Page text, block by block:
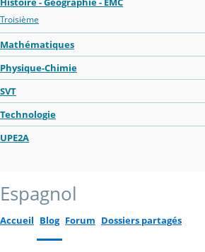
Troisième
Mathématiques
Physique-Chimie
SVT
Technologie
UPE2A
Espagnol
Accueil Blog Forum Dossiers partagés